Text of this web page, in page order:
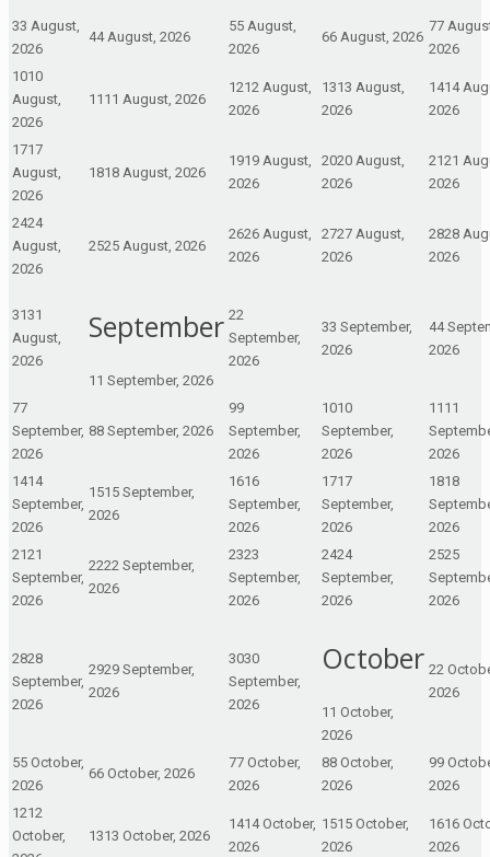
33 August,
2026
44 August, 2026
55 August,
2026
66 August, 2026
77
2026
1010
August,
2026
11 11 August, 2026
1212 August,
2026
1313 August,
2026
1414
2026
1717
August,
2026
1818 August, 2026
1919 August,
2026
2020 August,
2026
2121
2026
2424
August,
2026
2525 August, 2026
2626 August,
2026
2727 August,
2026
2828
2026
3131
August,
2026
September
1 1 September, 2026
22
September,
2026
33 September,
2026
44
2026
77
September,
2026
88 September, 2026
99
September,
2026
1010
September,
2026
11 11
2026
1414
September,
2026
1515 September,
2026
1616
September,
2026
1717
September,
2026
1818
2026
2121
September,
2026
2222 September,
2026
2323
September,
2026
2424
September,
2026
2525
2026
2828
September,
2026
2929 September,
2026
3030
September,
2026
October
1 1 October,
2026
22
2026
55 October,
2026
66 October, 2026
77 October,
2026
88 October,
2026
99
2026
1212
October,
1313 October, 2026
1414 October,
2026
1515 October,
2026
1616
2026